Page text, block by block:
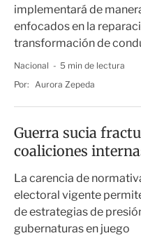
implementará de
enfocados en la
transformación de
Nacional
5 min de lectura
Por: Aurora Zepeda
Guerra sucia
coaliciones
La carencia de
electoral vigente
de estrategias de
gubernaturas en juego